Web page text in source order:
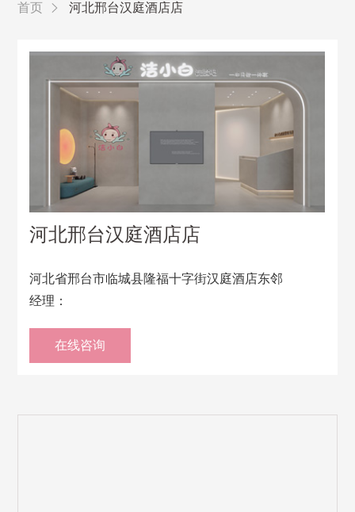
首页 河北邢台汉庭酒店店
河北邢台汉庭酒店店
河北省邢台市临城县隆福十字街汉庭酒店东邻
经理：
在线咨询